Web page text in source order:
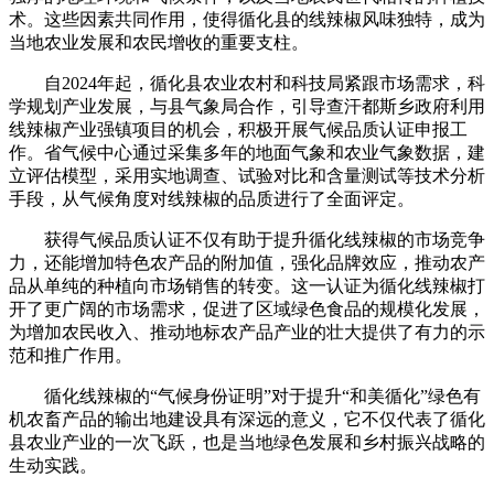
术。这些因素共同作用，使得循化县的线辣椒风味独特，成为
当地农业发展和农民增收的重要支柱。
自2024年起，循化县农业农村和科技局紧跟市场需求，科
学规划产业发展，与县气象局合作，引导查汗都斯乡政府利用
线辣椒产业强镇项目的机会，积极开展气候品质认证申报工
作。省气候中心通过采集多年的地面气象和农业气象数据，建
立评估模型，采用实地调查、试验对比和含量测试等技术分析
手段，从气候角度对线辣椒的品质进行了全面评定。
获得气候品质认证不仅有助于提升循化线辣椒的市场竞争
力，还能增加特色农产品的附加值，强化品牌效应，推动农产
品从单纯的种植向市场销售的转变。这一认证为循化线辣椒打
开了更广阔的市场需求，促进了区域绿色食品的规模化发展，
为增加农民收入、推动地标农产品产业的壮大提供了有力的示
范和推广作用。
循化线辣椒的“气候身份证明”对于提升“和美循化”绿色有
机农畜产品的输出地建设具有深远的意义，它不仅代表了循化
县农业产业的一次飞跃，也是当地绿色发展和乡村振兴战略的
生动实践。